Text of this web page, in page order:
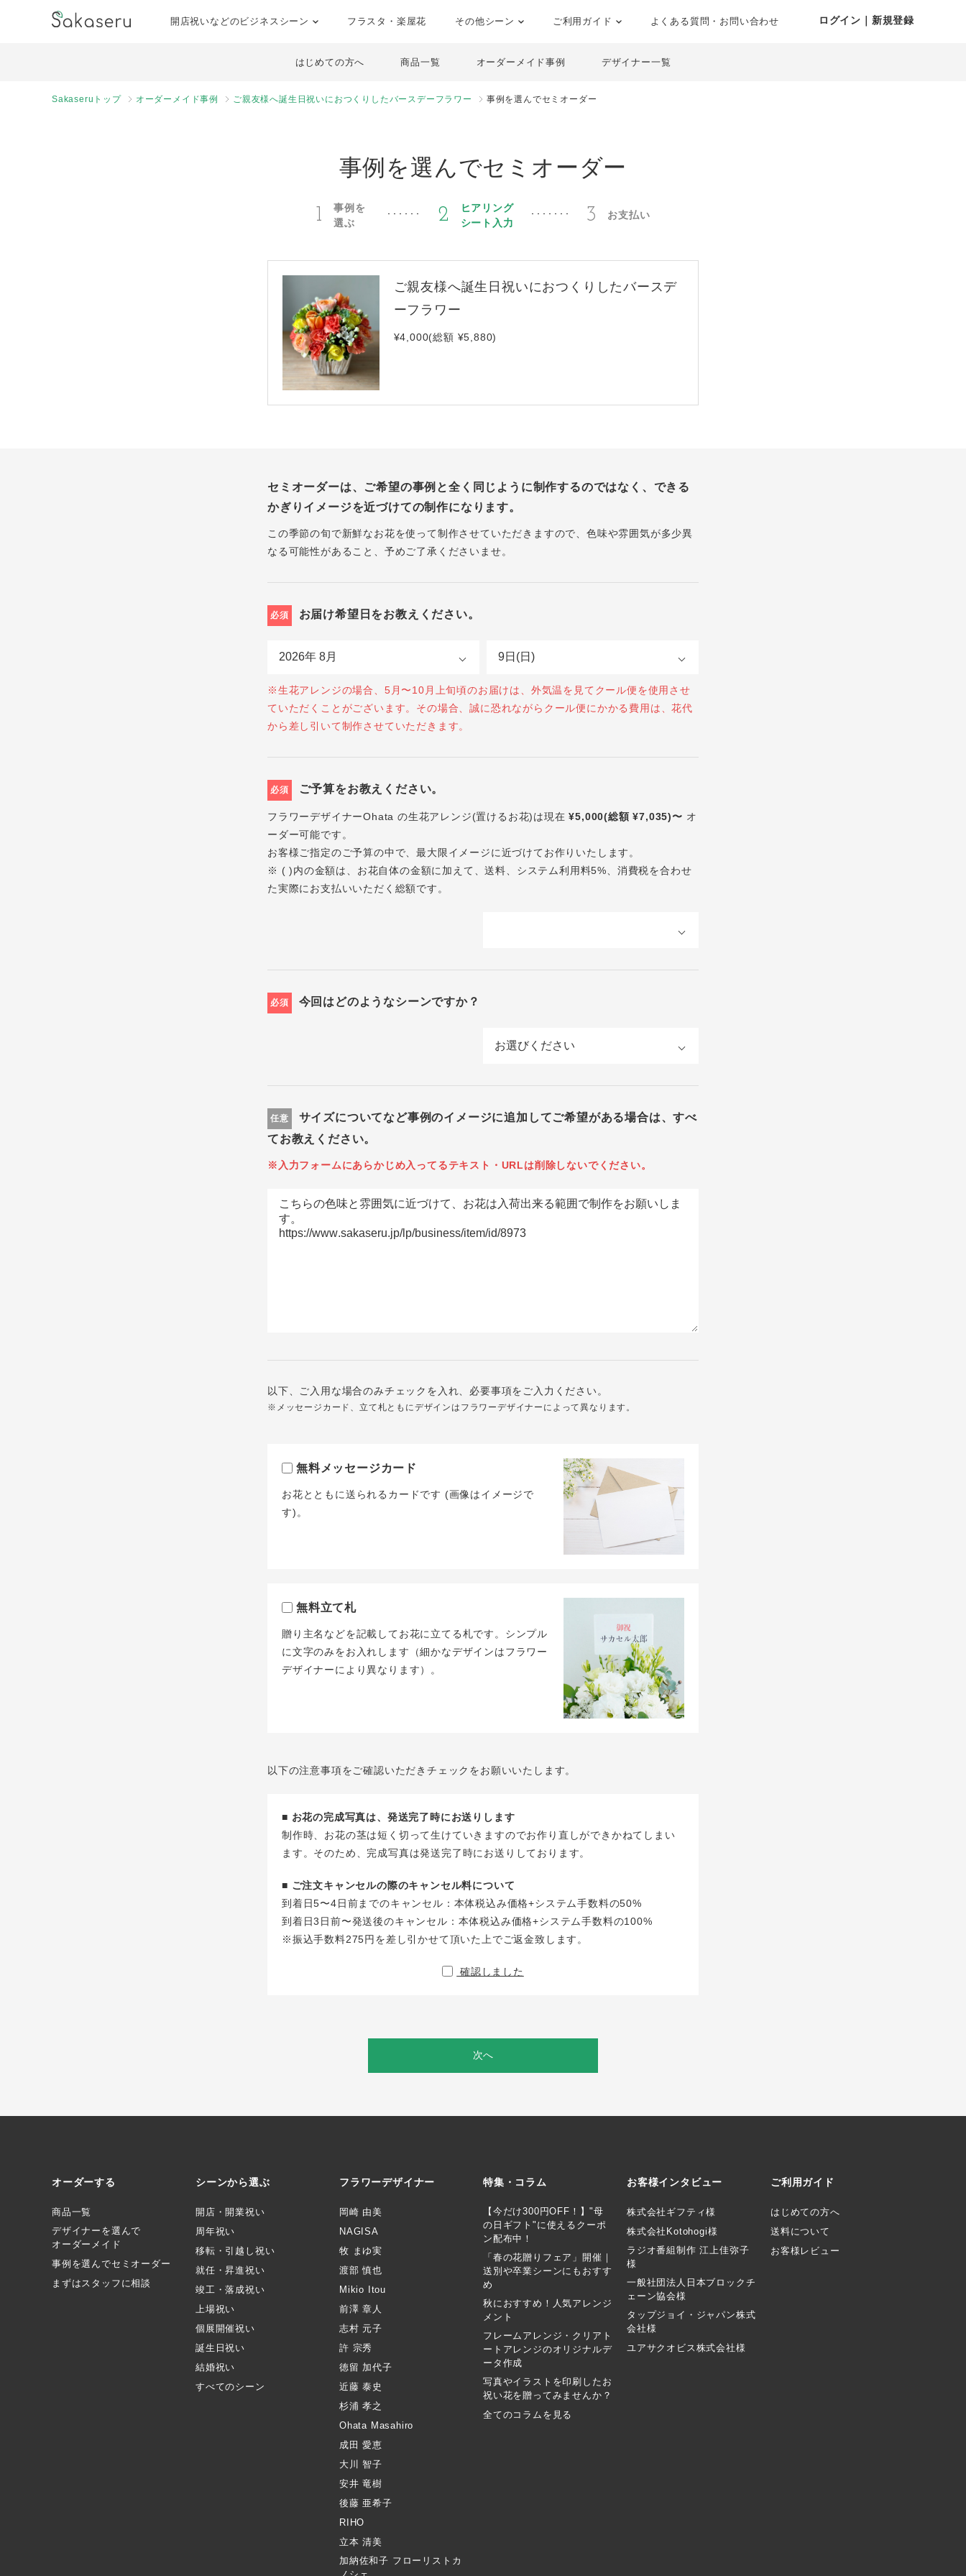
開店祝いなどのビジネスシーン フラスタ・楽屋花 その他シーン ご利用ガイド よくある質問・お問い合わせ ログイン｜新規登録
はじめての方へ 商品一覧 オーダーメイド事例 デザイナー一覧
Sakaseruトップ オーダーメイド事例 ご親友様へ誕生日祝いにおつくりしたバースデーフラワー 事例を選んでセミオーダー
事例を選んでセミオーダー
1
事例を
選ぶ
2
ヒアリング
シート入力
3 お支払い
ご親友様へ誕生日祝いにおつくりしたバースデ
ーフラワー
¥4,000(総額 ¥5,880)
セミオーダーは、ご希望の事例と全く同じように制作するのではなく、できる
かぎりイメージを近づけての制作になります。
この季節の旬で新鮮なお花を使って制作させていただきますので、色味や雰囲気が多少異
なる可能性があること、予めご了承くださいませ。
必須 お届け希望日をお教えください。
※生花アレンジの場合、5月〜10月上旬頃のお届けは、外気温を見てクール便を使用させ
ていただくことがございます。その場合、誠に恐れながらクール便にかかる費用は、花代
から差し引いて制作させていただきます。
必須 ご予算をお教えください。
フラワーデザイナーOhata の生花アレンジ(置けるお花)は現在¥5,000(総額 ¥7,035)〜 オ
ーダー可能です。
お客様ご指定のご予算の中で、最大限イメージに近づけてお作りいたします。
※ ( )内の金額は、お花自体の金額に加えて、送料、システム利用料5%、消費税を合わせ
た実際にお支払いいただく総額です。
必須 今回はどのようなシーンですか？
任意
サイズについてなど事例のイメージに追加してご希望がある場合は、すべ
てお教えください。
※入力フォームにあらかじめ入ってるテキスト・URLは削除しないでください。
以下、ご入用な場合のみチェックを入れ、必要事項をご入力ください。
※メッセージカード、立て札ともにデザインはフラワーデザイナーによって異なります。
無料メッセージカード
お花とともに送られるカードです (画像はイメージで
す)。
無料立て札
贈り主名などを記載してお花に立てる札です。シンプル
に文字のみをお入れします（細かなデザインはフラワー
デザイナーにより異なります）。
以下の注意事項をご確認いただきチェックをお願いいたします。
■ お花の完成写真は、発送完了時にお送りします
制作時、お花の茎は短く切って生けていきますのでお作り直しができかねてしまい
ます。そのため、完成写真は発送完了時にお送りしております。
■ ご注文キャンセルの際のキャンセル料について
到着日5〜4日前までのキャンセル：本体税込み価格+システム手数料の50%
到着日3日前〜発送後のキャンセル：本体税込み価格+システム手数料の100%
※振込手数料275円を差し引かせて頂いた上でご返金致します。
確認しました
次へ
オーダーする
商品一覧
デザイナーを選んで
オーダーメイド
事例を選んでセミオーダー
まずはスタッフに相談
シーンから選ぶ
開店・開業祝い
周年祝い
移転・引越し祝い
就任・昇進祝い
竣工・落成祝い
上場祝い
個展開催祝い
誕生日祝い
結婚祝い
すべてのシーン
フラワーデザイナー
岡崎 由美
NAGISA
牧 まゆ実
渡部 慎也
Mikio Itou
前澤 章人
志村 元子
許 宗秀
徳留 加代子
近藤 泰史
杉浦 孝之
Ohata Masahiro
成田 愛恵
大川 智子
安井 竜樹
後藤 亜希子
RIHO
立本 清美
加納佐和子 フローリストカ
特集・コラム
【今だけ300円OFF！】"母
の日ギフト"に使えるクーポ
ン配布中！
「春の花贈りフェア」開催｜
送別や卒業シーンにもおすす
め
秋におすすめ！人気アレンジ
メント
フレームアレンジ・クリアト
ートアレンジのオリジナルデ
ータ作成
写真やイラストを印刷したお
祝い花を贈ってみませんか？
全てのコラムを見る
お客様インタビュー
株式会社ギフティ様
株式会社Kotohogi様
ラジオ番組制作 江上佳弥子
様
一般社団法人日本ブロックチ
ェーン協会様
タップジョイ・ジャパン株式
会社様
ユアサクオビス株式会社様
ご利用ガイド
はじめての方へ
送料について
お客様レビュー